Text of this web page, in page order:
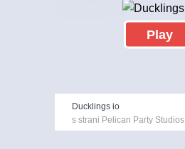
Play
Ducklings io
s strani Pelican Party Studios